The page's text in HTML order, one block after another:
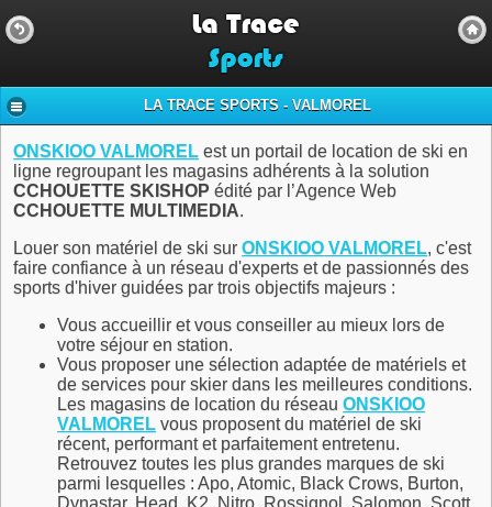
LA TRACE SPORTS - VALMOREL
ONSKIOO VALMOREL est un portail de location de ski en
ligne regroupant les magasins adhérents à la solution
CCHOUETTE SKISHOP édité par l’Agence Web
CCHOUETTE MULTIMEDIA.
Louer son matériel de ski surONSKIOO VALMOREL, c'est
faire confiance à un réseau d'experts et de passionnés des
sports d'hiver guidées par trois objectifs majeurs :
Vous accueillir et vous conseiller au mieux lors de
votre séjour en station.
Vous proposer une sélection adaptée de matériels et
de services pour skier dans les meilleures conditions.
Les magasins de location du réseauONSKIOO
VALMOREL vous proposent du matériel de ski
récent, performant et parfaitement entretenu.
Retrouvez toutes les plus grandes marques de ski
parmi lesquelles : Apo, Atomic, Black Crows, Burton,
Dynastar, Head, K2, Nitro, Rossignol, Salomon, Scott,